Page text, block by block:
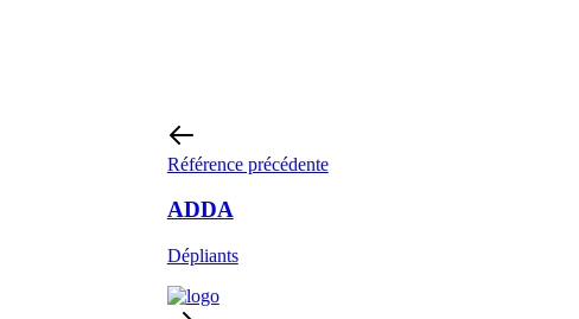
Référence précédente
ADDA
Dépliants